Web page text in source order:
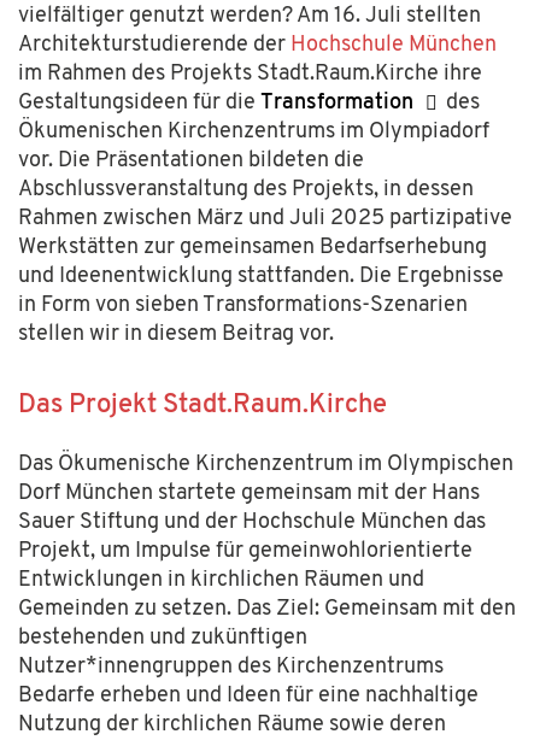
vielfältiger genutzt werden? Am 16. Juli stell ten
Architekturstudierende der Hochschule München
im Rahmen des Projekts Stadt.Raum.Kirche ihre
Gestaltungsideen für die Transformation
des
Ökumenischen Kirchenzentrums im Olympiadorf
vor. Die Präsentationen bildeten die
Abschlussveranstaltung des Projekts, in dessen
Rahmen zwischen März und Juli 2025 partizipative
Werkstätten zur gemeinsamen Bedarfserhebung
und
Ideenentwicklung stattfanden. Die Ergebnisse
in Form von sieben Transformations-Szenarien
stellen wir in diesem Beitrag vor.
Das Projekt Stadt.Raum.Kirche
Das Ökumenische Kirchenzentrum im Olympischen
Dorf München startete gemeinsam mit der Hans
Sauer Stiftung und der Hochschule München das
Projekt, um Impulse für gemeinwohlorientierte
Entwicklungen in kirchlichen Räumen und
Gemeinden zu setzen. Das Ziel: Gemeinsam mit den
bestehenden und zukünftigen
Nutzer*innengruppen des Kirchenzentrums
Bedarfe erheben und Ideen für eine nachhaltige
Nutzung der kirchlichen Räume sowie deren